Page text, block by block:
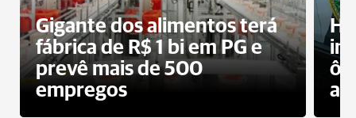
Gigante dos alimentos terá
fábrica de R$ 1 bi em PG e
prevê mais de 500
empregos